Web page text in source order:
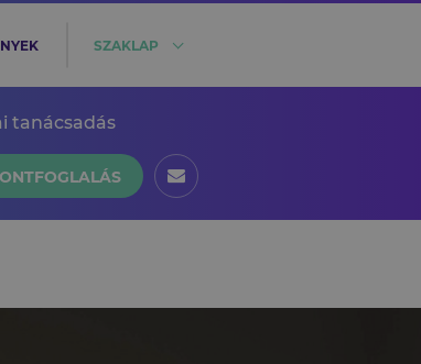
SZAKLAP
tanácsadás